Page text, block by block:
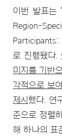
이번 발표는
Region-
Participants:
로 진행됐다.
미지를 기반
각적으로 보
제시 했다. 연
준으로 정렬
해 하나의 표